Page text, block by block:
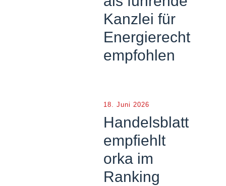
Kanzlei für
Energierecht
empfohlen
18. Juni 2026
Handelsblatt
empfiehlt
orka im
Ranking